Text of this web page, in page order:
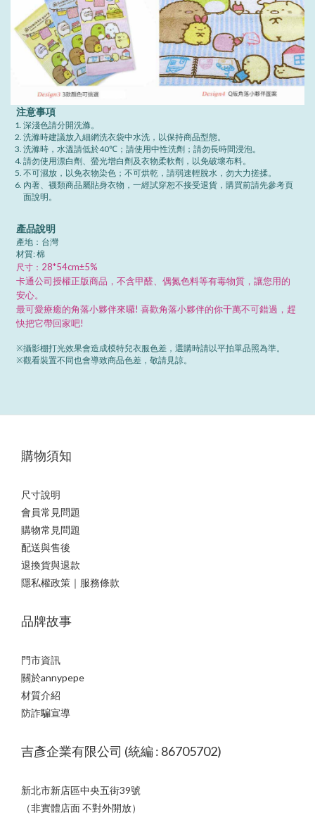
注意事項
深淺色請分開洗滌。
洗滌時建議放入細網洗衣袋中水洗，以保持商品型態。
洗滌時，水溫請低於40℃；請使用中性洗劑；請勿長時間浸泡。
請勿使用漂白劑、螢光增白劑及衣物柔軟劑，以免破壞布料。
不可濕放，以免衣物染色；不可烘乾，請弱速輕脫水，勿大力搓揉。
內著、襪類商品屬貼身衣物，一經試穿恕不接受退貨，購買前請先參考頁
面說明。
產品說明
產地：台灣
材質: 棉
尺寸： 28*54cm±5%
卡通公司授權正版商品，不含甲醛、偶氮色料等有毒物質，讓您用的
安心。
最可愛療癒的角落小夥伴來囉! 喜歡角落小夥伴的你千萬不可錯過，趕
快把它帶回家吧!
※攝影棚打光效果會造成模特兒衣服色差，選購時請以平拍單品照為準。
※觀看裝置不同也會導致商品色差，敬請見諒。
購物須知
尺寸說明
會員常見問題
購物常見問題
配送與售後
退換貨與退款
隱私權政策｜服務條款
品牌故事
門市資訊
關於annypepe
材質介紹
防詐騙宣導
吉彥企業有限公司 (統編 : 86705702)
新北市新店區中央五街39號
（非實體店面 不對外開放）